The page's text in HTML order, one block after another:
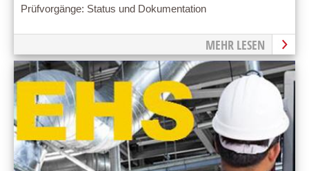
Prüfvorgänge: Status und Dokumentation
MEHR LESEN